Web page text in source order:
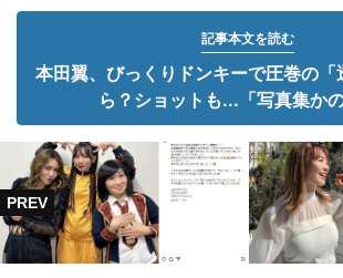
記事本文を読む
本田翼、びっくりドンキーで圧巻の
ら？ショットも...「写真集かの